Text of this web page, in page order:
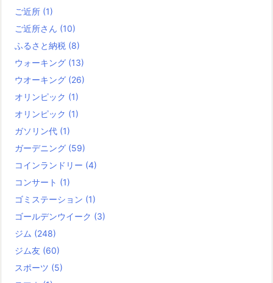
ご近所 (1)
ご近所さん (10)
ふるさと納税 (8)
ウォーキング (13)
ウオーキング (26)
オリンピック (1)
オリンピック (1)
ガソリン代 (1)
ガーデニング (59)
コインランドリー (4)
コンサート (1)
ゴミステーション (1)
ゴールデンウイーク (3)
ジム (248)
ジム友 (60)
スポーツ (5)